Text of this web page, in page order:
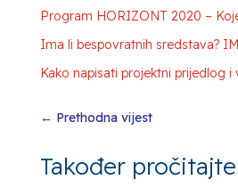
Program HORIZONT 2020 –
Ima li bespovratnih sredstava?
Kako napisati projektni prijedlog i
← Prethodna vijest
Također pročitajte